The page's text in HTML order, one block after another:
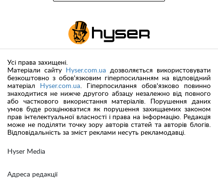
Hyser Media
Адреса редакції
Усі права захищені.
Матеріали сайту
Hyser.com.ua дозволяється використовувати
безкоштовно з обов'язковим гіперпосиланням на відповідний
матеріал
Hyser.com.ua. Гіперпосилання обов'язково повинно
знаходитися не нижче другого абзацу незалежно від повного
або часткового використання матеріалів. Порушення даних
умов буде розцінюватися як порушення захищаемих законом
прав інтелектуальної власності і права на інформацію. Редакція
може не поділяти точку зору авторів статей та авторів блогів.
Відповідальність за зміст реклами несуть рекламодавці.